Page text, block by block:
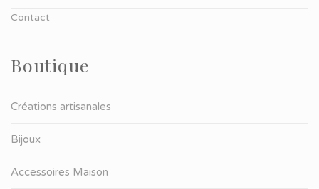
Contact
Boutique
Créations artisanales
Bijoux
Accessoires Maison